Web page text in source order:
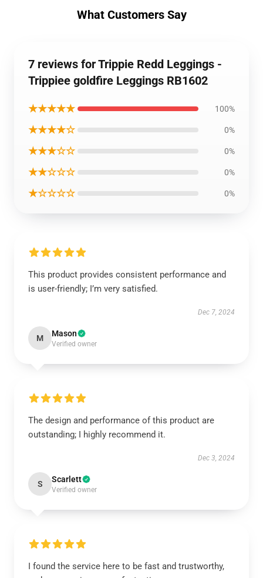
What Customers Say
7 reviews for Trippie Redd Leggings -
Trippiee goldfire Leggings RB1602
★★★★★ 100%
★★★★☆ 0%
★★★☆☆ 0%
★★☆☆☆ 0%
★☆☆☆☆ 0%
This product provides consistent performance and
is user-friendly; I’m very satisfied.
Dec 7, 2024
M Mason
Verified owner
The design and performance of this product are
outstanding; I highly recommend it.
Dec 3, 2024
S Scarlett
Verified owner
I found the service here to be fast and trustworthy,